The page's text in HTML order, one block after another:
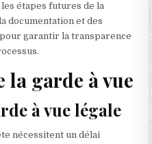
étapes futures de la
documentation et des
garantir la transparence
la garde à vue
à vue légale
nécessitent un délai